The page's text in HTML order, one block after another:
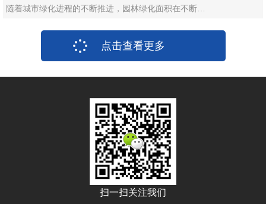
随着城市绿化进程的不断推进，园林绿化面积在不断…
点击查看更多
扫一扫关注我们